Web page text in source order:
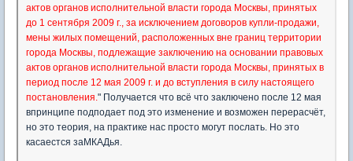
актов органов исполнительной власти города Москвы, принятых
до 1 сентября 2009 г., за исключением договоров купли-продажи,
мены жилых помещений, расположенных вне границ территории
города Москвы, подлежащие заключению на основании правовых
актов органов исполнительной власти города Москвы, принятых в
период после 12 мая 2009 г. и до вступления в силу настоящего
постановления." Получается что всё что заключено после 12 мая
впринципе подподает под это изменение и возможен перерасчёт,
но это теория, на практике нас просто могут послать. Но это
касаестся заМКАДья.